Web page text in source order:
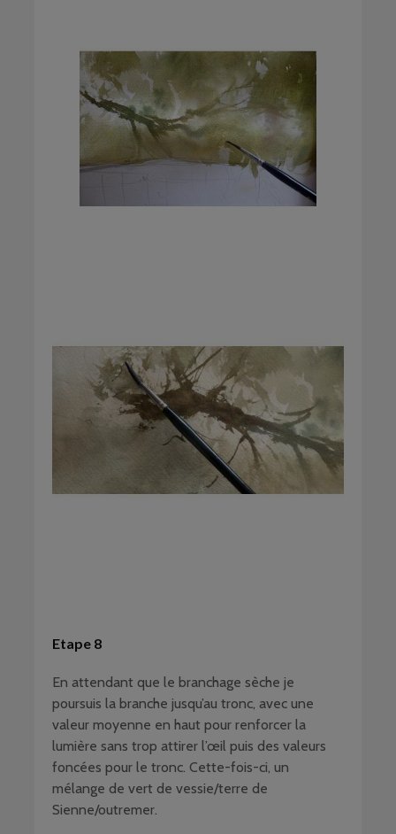
Etape 8
En attendant que le branchage sèche je
poursuis la branche jusqu’au tronc, avec une
valeur moyenne en haut pour renforcer la
lumière sans trop attirer l’œil puis des valeurs
foncées pour le tronc. Cette-fois-ci, un
mélange de vert de vessie/terre de
Sienne/outremer.